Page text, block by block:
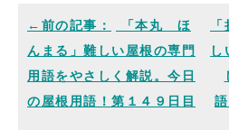
「本丸 ほ
んまる」難しい屋根の専門
用語をやさしく解説。今日
の屋根用語！第１４９日目
し